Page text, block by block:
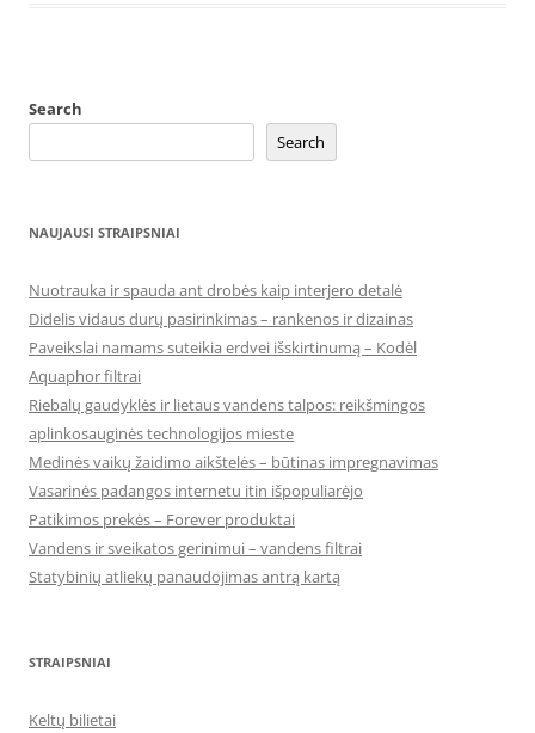
Search
Search
NAUJAUSI STRAIPSNIAI
Nuotrauka ir spauda ant drobės kaip interjero detalė
Didelis vidaus durų pasirinkimas – rankenos ir dizainas
Paveikslai namams suteikia erdvei išskirtinumą – Kodėl
Aquaphor filtrai
Riebalų gaudyklės ir lietaus vandens talpos: reikšmingos
aplinkosauginės technologijos mieste
Medinės vaikų žaidimo aikštelės – būtinas impregnavimas
Vasarinės padangos internetu itin išpopuliarėjo
Patikimos prekės – Forever produktai
Vandens ir sveikatos gerinimui – vandens filtrai
Statybinių atliekų panaudojimas antrą kartą
STRAIPSNIAI
Keltų bilietai